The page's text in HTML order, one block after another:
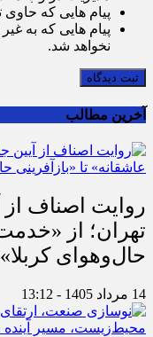
پیام هایی که حاوی
پیام هایی که به
نخواهد شد.
ثبت دیدگاه
آخرین مطالب
روایت اصناف از
تهران؛ از
حال‌وهوای کربلا»
14 مرداد 1405 - 13:12